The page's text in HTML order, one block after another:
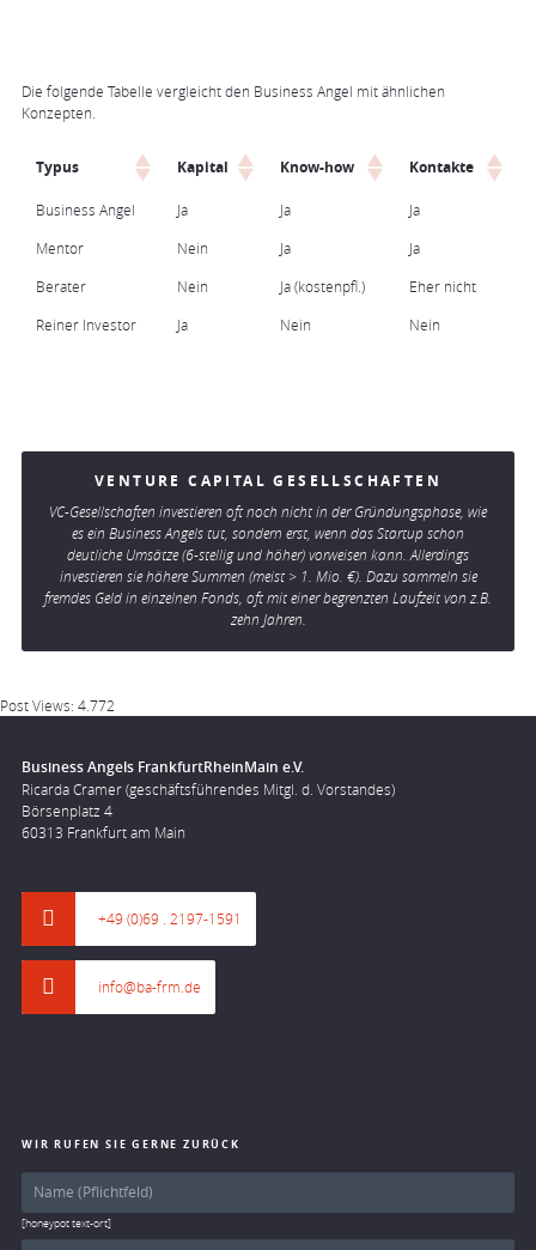
Die folgende Tabelle vergleicht den Business Angel mit ähnlichen
Konzepten.
Typus Kapital Know-how Kontakte
Business Angel Ja Ja
Ja
Mentor
Nein Ja
Ja
Berater
Nein Ja (kostenpfl.)
Eher nicht
Reiner Investor
Ja Nein Nein
VENTURE CAPITAL GESELLSCHAFTEN
VC-Gesellschaften investieren oft noch nicht in der Gründungsphase, wie
es ein Business Angels tut, sondern erst, wenn das Startup schon
deutliche Umsätze (6-stellig und höher) vorweisen kann. Allerdings
investieren sie höhere Summen (meist > 1. Mio. €). Dazu sammeln sie
fremdes Geld in einzelnen Fonds, oft mit einer begrenzten Laufzeit von z.B.
zehn Jahren.
Post Views: 4.772
Business Angels FrankfurtRheinMain e.V.
Ricarda Cramer (geschäftsführendes Mitgl. d. Vorstandes)
Börsenplatz 4
60313 Frankfurt am Main
+49 (0)69 . 2197-1591
info@ba-frm.de
WIR RUFEN SIE GERNE ZURÜCK
[honeypot text-ort]